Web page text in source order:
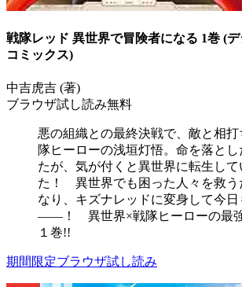
戦隊レッド 異世界で冒険者になる 1巻 (
コミックス)
中吉虎吉 (著)
ブラウザ試し読み無料
悪の組織との最終決戦で、敵と相
隊ヒーローの浅垣灯悟。命を落と
たが、気が付くと異世界に転生して
た！ 異世界でも困った人々を救う
なり、キズナレッドに変身して今日
――！ 異世界×戦隊ヒーローの最
１巻!!
期間限定ブラウザ試し読み